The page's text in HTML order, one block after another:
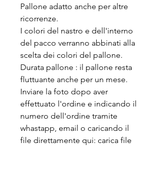
Pallone adatto anche per altre
ricorrenze.
I colori del nastro e dell'interno
del pacco verranno abbinati alla
scelta dei colori del pallone.
Durata pallone : il pallone resta
fluttuante anche per un mese.
Inviare la foto dopo aver
effettuato l'ordine e indicando il
numero dell'ordine tramite
whastapp, email o caricando il
file direttamente qui: carica file